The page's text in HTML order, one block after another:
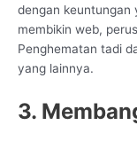
dengan keuntungan
membikin web,
Penghematan tadi
yang lainnya.
3.